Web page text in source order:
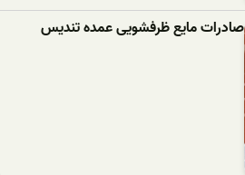
صادرات مایع ظرفشویی عمده تندیس